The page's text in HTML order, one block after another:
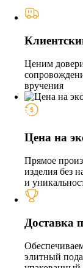
Ценим
вручения
Цена на
Прямое
изделия без
и
Доставка
элитный